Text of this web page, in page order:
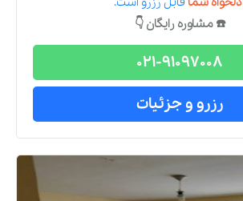
☎️ مشاوره رایگان 👇
021-91097008
رزرو و جزئیات